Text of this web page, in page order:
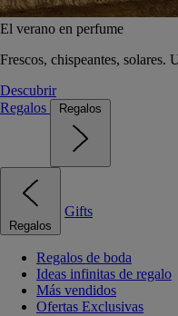
El verano en perfume
Frescos, chispeantes, solares.
Descubrir
Regalos
Regalos
Regalos
Gifts
Regalos de boda
Ideas infinitas de regalo
Más vendidos
Ofertas Exclusivas